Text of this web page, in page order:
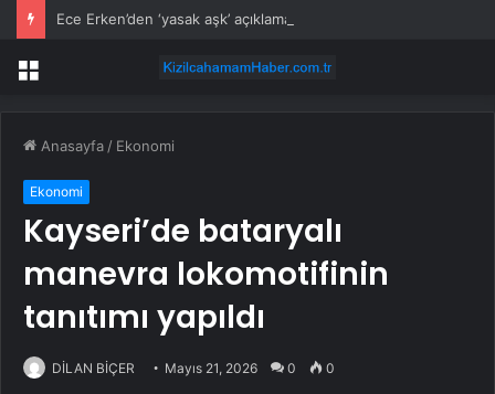
Menü
Anasayfa / Ekonomi
Ekonomi
Kayseri’de bataryalı
manevra lokomotifinin
tanıtımı yapıldı
DİLAN BİÇER Mayıs 21, 2026 0 0